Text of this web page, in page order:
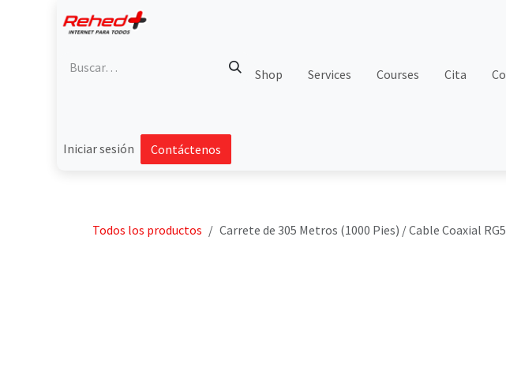
Shop Services Courses Cita
Iniciar sesión Contáctenos
Todos los productos Carrete de 305 Metros (1000 Pies) / Cable Coaxial